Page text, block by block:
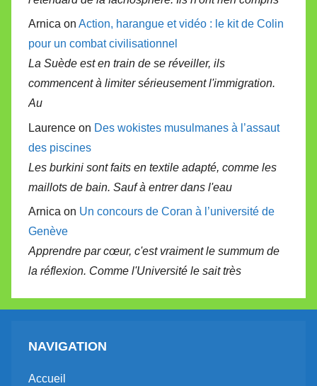
Arnica on Action, harangue et vidéo : le kit de Colin
pour un combat civilisationnel
La Suède est en train de se réveiller, ils
commencent à limiter sérieusement l'immigration.
Au
Laurence on Des wokistes musulmanes à l’assaut
des piscines
Les burkini sont faits en textile adapté, comme les
maillots de bain. Sauf à entrer dans l'eau
Arnica on Un concours de Coran à l’université de
Genève
Apprendre par cœur, c'est vraiment le summum de
la réflexion. Comme l'Université le sait très
NAVIGATION
Accueil